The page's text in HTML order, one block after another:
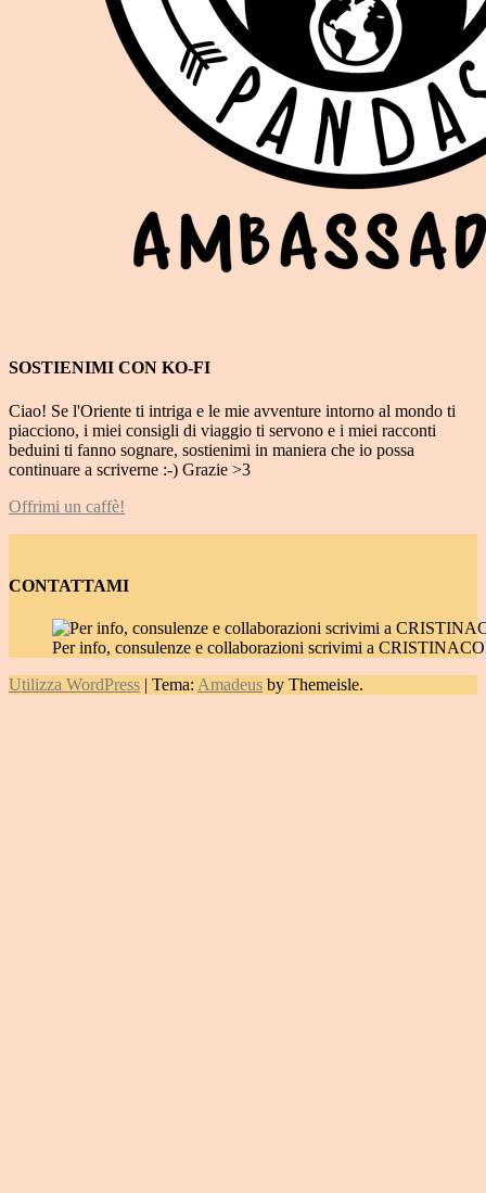
SOSTIENIMI CON KO-FI
Ciao! Se l'Oriente ti intriga e le mie avventure intorno al mondo ti
piacciono, i miei consigli di viaggio ti servono e i miei racconti
beduini ti fanno sognare, sostienimi in maniera che io possa
continuare a scriverne :-) Grazie >3
Offrimi un caffè!
CONTATTAMI
Per info, consulenze e collaborazioni scrivimi a
Utilizza WordPress | Tema: Amadeus by Themeisle.